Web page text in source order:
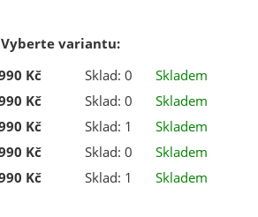
Vyberte variantu:
Kč Sklad: 0
Skladem
Kč Sklad: 0
Skladem
Kč Sklad: 1
Skladem
Kč Sklad: 0
Skladem
Kč Sklad: 1 Skladem